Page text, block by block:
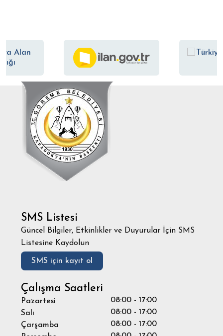
SMS Listesi
Güncel Bilgiler, Etkinlikler ve Duyurular İçin SMS
Listesine Kaydolun
SMS için kayıt ol
Çalışma Saatleri
Pazartesi
08:00 - 17:00
Salı
08:00 - 17:00
Çarşamba
08:00 - 17:00